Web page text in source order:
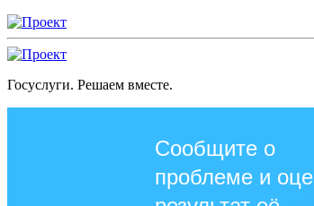
Госуслуги. Решаем вместе.
Сообщите о
проблеме и